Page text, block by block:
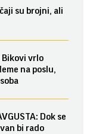
su brojni, ali
Bikovi vrlo
na poslu,
Dok se
bi rado